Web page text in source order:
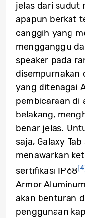
jelas dari sudut
apapun berkat
canggih yang
mengganggu
speaker pada
disempurnakan
yang ditenagai
pembicaraan di
belakang,
benar jelas.
saja, Galaxy
menawarkan
sertifikasi IP68[4]
Armor
akan benturan
penggunaan